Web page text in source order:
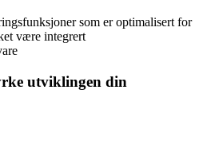
som er optimalisert for
være integrert
utviklingen din